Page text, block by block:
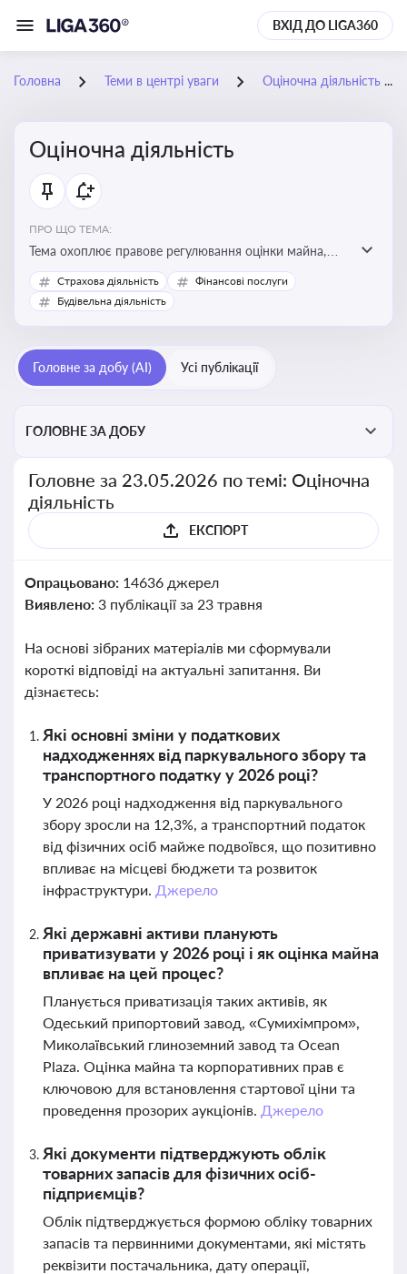
ВХІД ДО LIGA360
Головна Теми в центрі уваги Оціночна діяльність
Оціночна діяльність
ПРО ЩО ТЕМА:
Тема охоплює правове регулювання оцінки майна,
майнових прав і професійної діяльності оцінювачів,
включно з кваліфікаційними вимогами, звітністю та
корисне для власника бізнесу, керівника, юриста або
бухгалтера під час оподаткування, приватизації,
перевірки статусу суб'єктів оціночної діяльності
Страхова діяльність
Фінансові послуги
Будівельна діяльність
Головне за добу (AI) Усі публікації
ГОЛОВНЕ ЗА ДОБУ
Головне за 23.05.2026 по темі: Оціночна
діяльність
ЕКСПОРТ
Опрацьовано: 14636 джерел
Виявлено: 3 публікації за 23 травня
На основі зібраних матеріалів ми сформували
короткі відповіді на актуальні запитання. Ви
дізнаєтесь:
Які основні зміни у податкових
надходженнях від паркувального збору та
транспортного податку у 2026 році?
У 2026 році надходження від паркувального
збору зросли на 12,3%, а транспортний податок
від фізичних осіб майже подвоївся, що позитивно
впливає на місцеві бюджети та розвиток
інфраструктури. Джерело
Які державні активи планують
приватизувати у 2026 році і як оцінка майна
впливає на цей процес?
Планується приватизація таких активів, як
Одеський припортовий завод, «Сумихімпром»,
Миколаївський глиноземний завод та Ocean
Plaza. Оцінка майна та корпоративних прав є
ключовою для встановлення стартової ціни та
проведення прозорих аукціонів. Джерело
Які документи підтверджують облік
товарних запасів для фізичних осіб-
підприємців?
Облік підтверджується формою обліку товарних
запасів та первинними документами, які містять
реквізити постачальника, дату операції,